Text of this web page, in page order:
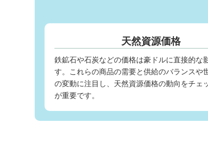
天然資源価格
鉄鉱石や石炭などの価格は豪ドルに直接的な
す。これらの商品の需要と供給のバランスや
の変動に注目し、天然資源価格の動向をチェ
が重要です。